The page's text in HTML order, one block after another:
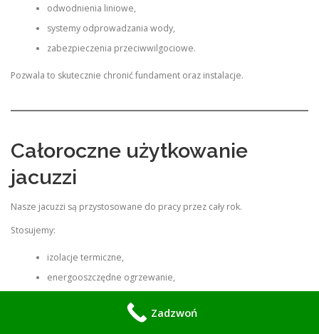
odwodnienia liniowe,
systemy odprowadzania wody,
zabezpieczenia przeciwwilgociowe.
Pozwala to skutecznie chronić fundament oraz instalacje.
Całoroczne użytkowanie
jacuzzi
Nasze jacuzzi są przystosowane do pracy przez cały rok.
Stosujemy:
izolacje termiczne,
energooszczędne ogrzewanie,
systemy utrzymywania temperatury.
Zadzwoń